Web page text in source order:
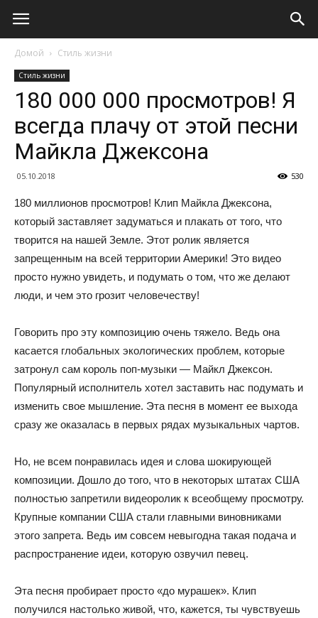
Домой Стиль жизни
Стиль жизни
180 000 000 просмотров! Я
всегда плачу от этой песни
Майкла Джексона
05.10.2018 530
180 миллионов просмотров! Клип Майкла Джексона,
который заставляет задуматься и плакать от того, что
творится на нашей Земле. Этот ролик является
запрещенным на всей территории Америки! Это видео
просто нужно увидеть, и подумать о том, что же делают
люди, и чем это грозит человечеству!
Говорить про эту композицию очень тяжело. Ведь она
касается глобальных экологических проблем, которые
затронул сам король поп-музыки — Майкл Джексон.
Популярный исполнитель хотел заставить нас подумать и
изменить свое мышление. Эта песня в момент ее выхода
сразу же оказалась в первых рядах музыкальных чартов.
Но, не всем понравилась идея и слова шокирующей
композиции. Дошло до того, что в некоторых штатах США
полностью запретили видеоролик к всеобщему просмотру.
Крупные компании США стали главными виновниками
этого запрета. Ведь им совсем невыгодна такая подача и
распространение идеи, которую озвучил певец.
Эта песня пробирает просто «до мурашек». Клип
получился настолько живой, что, кажется, ты чувствуешь